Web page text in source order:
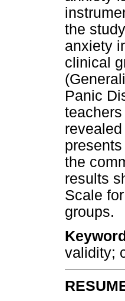
the
anxiety
clinical
Panic
the
results
Scale
groups.
validity;